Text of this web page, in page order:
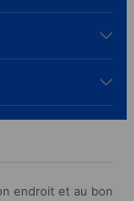
endroit et au bon